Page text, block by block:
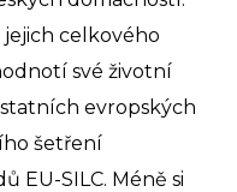
jejich celkového
své životní
evropských
šetření
EU-SILC. Méně si